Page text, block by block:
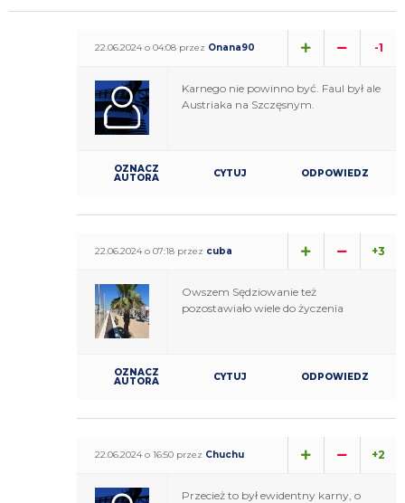
22.06.2024 o 04:08 przez Onana90 -1
Karnego nie powinno być. Faul był ale
Austriaka na Szczęsnym.
OZNACZ
AUTORA CYTUJ ODPOWIEDZ
22.06.2024 o 07:18 przez cuba +3
Owszem Sędziowanie też
pozostawiało wiele do życzenia
OZNACZ
AUTORA CYTUJ ODPOWIEDZ
22.06.2024 o 16:50 przez Chuchu +2
Przecież to był ewidentny karny, o